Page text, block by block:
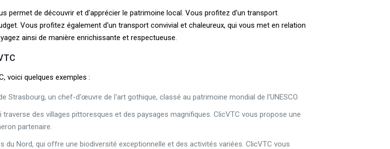
permet de découvrir et d'apprécier le patrimoine local. Vous profitez d'un transport
Vous profitez également d'un transport convivial et chaleureux, qui vous met en relation
ainsi de manière enrichissante et respectueuse.
voici quelques exemples :
Strasbourg, un chef-d'œuvre de l'art gothique, classé au patrimoine mondial de l'UNESCO.
des villages pittoresques et des paysages magnifiques. ClicVTC vous propose une
partenaire.
Nord, qui offre une biodiversité exceptionnelle et des activités variées. ClicVTC vous